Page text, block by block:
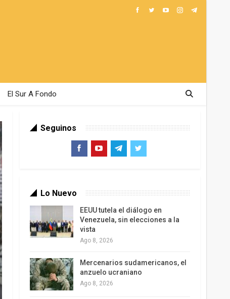
El Sur A Fondo
Seguinos
Lo Nuevo
EEUU tutela el diálogo en
Venezuela, sin elecciones a la
vista
Ago 8, 2026
Mercenarios sudamericanos, el
anzuelo ucraniano
Ago 8, 2026